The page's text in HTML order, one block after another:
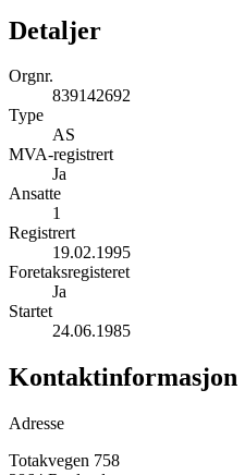
Detaljer
Orgnr.
839142692
Type
AS
MVA-registrert
Ja
Ansatte
1
Registrert
19.02.1995
Foretaksregisteret
Ja
Startet
24.06.1985
Kontaktinformasjon
Adresse
Totakvegen 758